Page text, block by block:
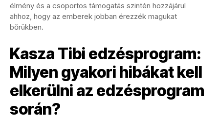
élmény és a csoportos támogatás szintén hozzájárul
ahhoz, hogy az emberek jobban érezzék magukat
bőrükben.
Kasza Tibi edzésprogram:
Milyen gyakori hibákat kell
elkerülni az edzésprogram
során?